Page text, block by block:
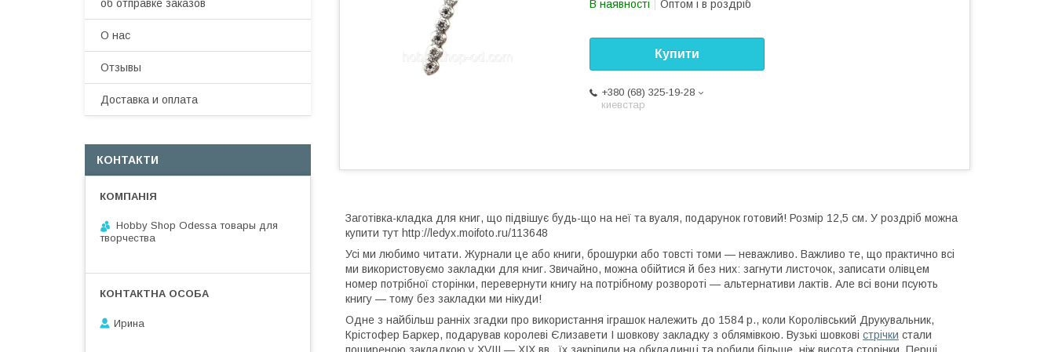
В наявності Оптом і в роздріб
Купити
+380 (68) 325-19-28
киевстар
Заготівка-кладка для книг, що підвішує будь-що на неї та вуаля, подарунок готовий! Розмір 12,5 см. У роздріб можна
купити тут http://ledyx.moifoto.ru/113648
Усі ми любимо читати. Журнали це або книги, брошурки або товсті томи — неважливо. Важливо те, що практично всі
ми використовуємо закладки для книг. Звичайно, можна обійтися й без них: загнути листочок, записати олівцем
номер потрібної сторінки, перевернути книгу на потрібному розвороті — альтернативи лактів. Але всі вони псують
книгу — тому без закладки ми нікуди!
Одне з найбільш ранніх згадки про використання іграшок належить до 1584 р., коли Королівський Друкувальник,
Крістофер Баркер, подарував королеві Єлизавети I шовкову закладку з облямівкою. Вузькі шовкові стрічки стали
об отправке заказов
О нас
Отзывы
Доставка и оплата
КОНТАКТИ
Hobby Shop Odessa товары для
творчества
Ирина